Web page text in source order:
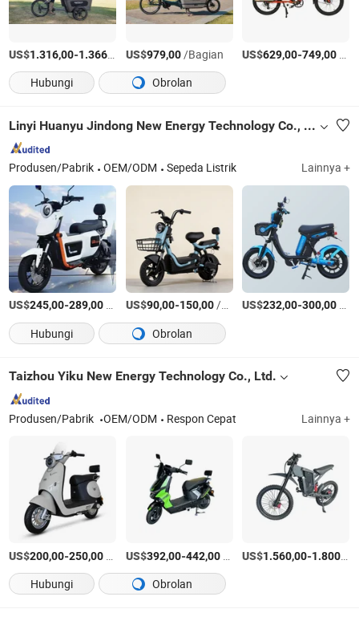
US$1.316,00-1.366,00 /Bagian
US$979,00/Bagian US$629,00-749,00
Hubungi
Obrolan
Linyi Huanyu Jindong New Energy Technology Co., Ltd.
Produsen/Pabrik OEM/ODM Sepeda Listrik Lainnya +
US$245,00-289,00 US$90,00-150,00/unit US$232,00-300,00
Hubungi
Obrolan
Taizhou Yiku New Energy Technology Co., Ltd.
Produsen/Pabrik OEM/ODM Respon Cepat Lainnya +
US$200,00-250,00 US$392,00-442,00/Bagian US$1.560,00-1.800,00
Hubungi
Obrolan